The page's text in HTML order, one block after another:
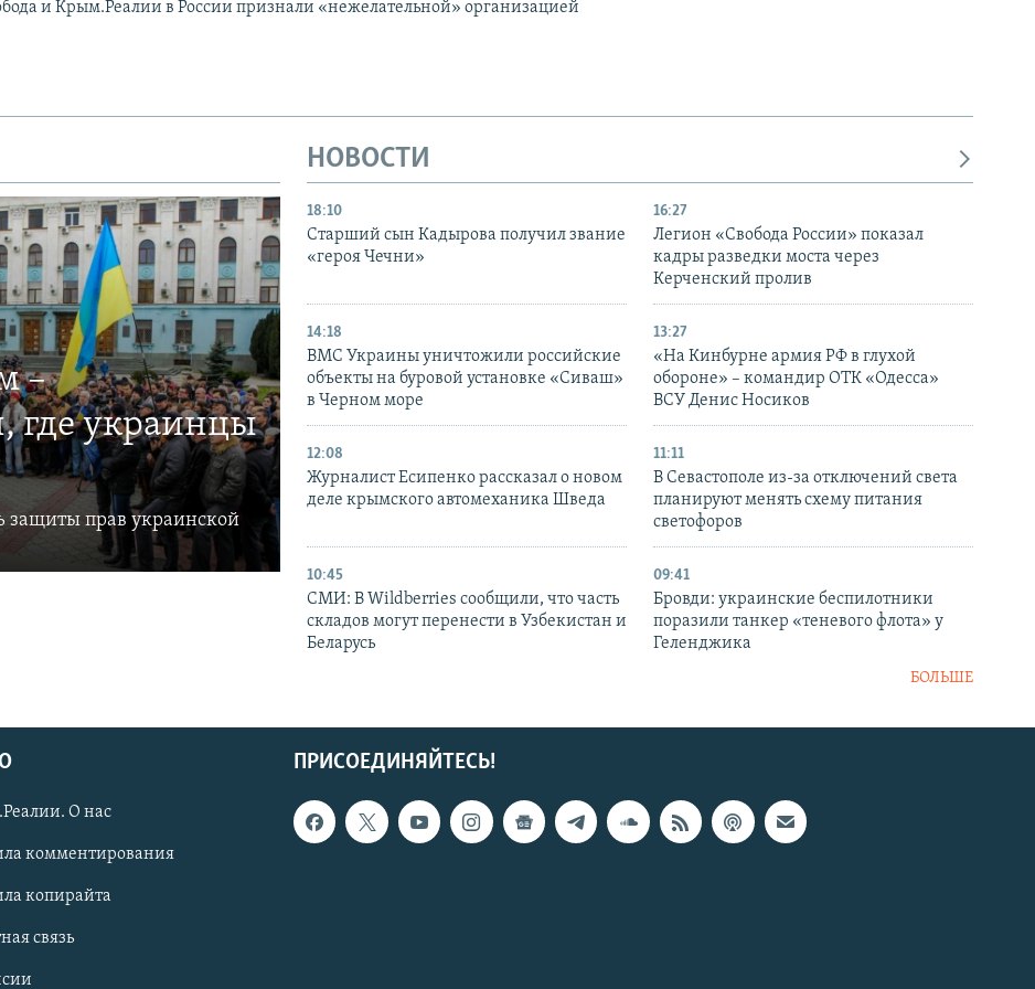
и Крым.Реалии в России признали «нежелательной» организацией
–
где украинцы
защиты прав украинской
НОВОСТИ
18:10
Старший сын Кадырова получил звание
«героя Чечни»
16:27
Легион «Свобода России» показал
кадры разведки моста через
Керченский пролив
14:18
ВМС Украины уничтожили российские
объекты на буровой установке «Сиваш»
в Черном море
13:27
«На Кинбурне армия РФ в глухой
обороне» – командир ОТК «Одесса»
ВСУ Денис Носиков
12:08
Журналист Есипенко рассказал о новом
деле крымского автомеханика Шведа
11:11
В Севастополе из-за отключений света
планируют менять схему питания
светофоров
10:45
СМИ: В Wildberries сообщили, что часть
складов могут перенести в Узбекистан и
Беларусь
09:41
Бровди: украинские беспилотники
поразили танкер «теневого флота» у
Геленджика
БОЛЬШЕ
ПРИСОЕДИНЯЙТЕСЬ!
О нас
комментирования
копирайта
связь